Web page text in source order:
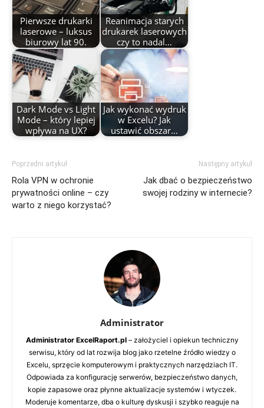
Pierwsze drukarki
laserowe – luksus
biurowy lat 90.
Reanimacja starych
drukarek laserowych
czy to nadal…
Dark Mode vs Light
Mode – który lepiej
wpływa na UX?
Jak wykonać wydruk
w Excelu? Jak
ustawić obszar…
Poprzedni artykuł
Rola VPN w ochronie
prywatności online – czy
warto z niego korzystać?
Następny artykuł
Jak dbać o bezpieczeństwo
swojej rodziny w internecie?
Administrator
Administrator ExcelRaport.pl– założyciel i opiekun techniczny
serwisu, który od lat rozwija blog jako rzetelne źródło wiedzy o
Excelu, sprzęcie komputerowym i praktycznych narzędziach IT.
Odpowiada za konfigurację serwerów, bezpieczeństwo danych,
kopie zapasowe oraz płynne aktualizacje systemów i wtyczek.
Moderuje komentarze, dba o kulturę dyskusji i szybko reaguje na